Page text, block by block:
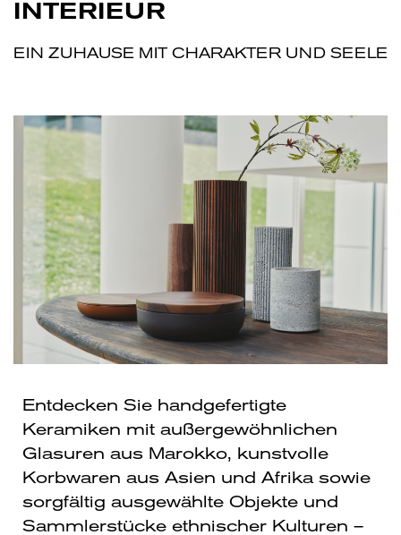
N T E R EU R
EIN ZUHAUSE MIT CHARAKTER UND SEELE
Entdecken Sie handgefertigte
Keramiken mit außergewöhnlichen
Glasuren aus Marokko, kunstvolle
Korbwaren aus Asien und Afrika sowie
sorgfältig ausgewählte Objekte und
Sammlerstücke ethnischer Kulturen –